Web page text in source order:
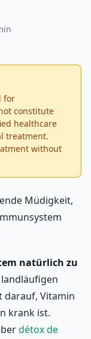
for
constitute
healthcare
treatment.
without
Müdigkeit,
natürlich zu
darauf, Vitamin
krank ist.
détox de